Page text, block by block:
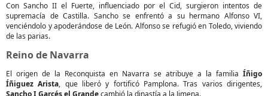
Con Sancho II el Fuerte, influenciado por el Cid, surgieron intentos de
supremacía de Castilla. Sancho se enfrentó a su hermano Alfonso VI,
venciéndolo y apoderándose de León. Alfonso se refugió en Toledo, viviendo
de las parias.
Reino de Navarra
El origen de la Reconquista en Navarra se atribuye a la familia Íñigo
Íñiguez Arista, que liberó y fortificó Pamplona. Tras varios dirigentes,
Sancho I Garcés el Grandecambió la dinastía a la Jimena.